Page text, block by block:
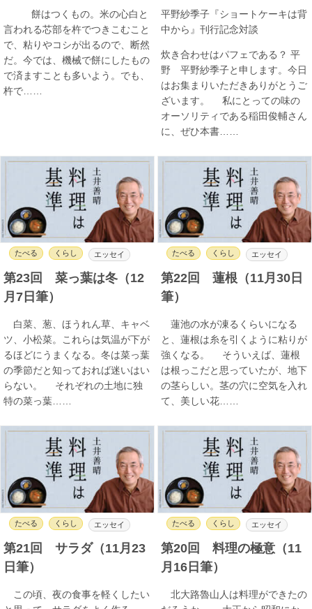
餅はつくもの。米の心白と
言われる芯部を杵でつきこむこと
で、粘りやコシが出るので、断然
だ。今では、機械で餅にしたもの
で済ますことも多いよう。でも、
杵で……
平野紗季子『ショートケーキは背
中から』刊行記念対談
炊き合わせはパフェである？ 平
野 平野紗季子と申します。今日
はお集まりいただきありがとうご
ざいます。 私にとっての味の
オーソリティである稲田俊輔さん
に、ぜひ本書……
たべる くらし エッセイ
第23回 菜っ葉は冬（12
月7日筆）
白菜、葱、ほうれん草、キャベ
ツ、小松菜。これらは気温が下が
るほどにうまくなる。冬は菜っ葉
の季節だと知っておれば迷いはい
らない。 それぞれの土地に独
特の菜っ葉……
たべる くらし エッセイ
第22回 蓮根（11月30日
筆）
蓮池の水が凍るくらいになる
と、蓮根は糸を引くように粘りが
強くなる。 そういえば、蓮根
は根っこだと思っていたが、地下
の茎らしい。茎の穴に空気を入れ
て、美しい花……
たべる くらし エッセイ
第21回 サラダ（11月23
日筆）
この頃、夜の食事を軽くしたい
たべる くらし エッセイ
第20回 料理の極意（11
月16日筆）
北大路魯山人は料理ができたの